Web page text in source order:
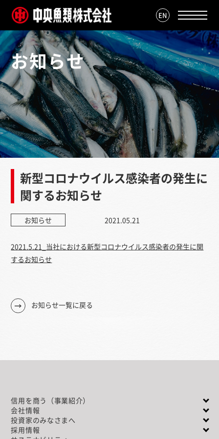
EN
お知らせ
新型コロナウイルス感染者の発生に
関するお知らせ
お知らせ 2021.05.21
2021.5.21_当社における新型コロナウイルス感染者の発生に関
するお知らせ
お知らせ一覧に戻る
信用を商う（事業紹介）
会社情報
投資家のみなさまへ
採用情報